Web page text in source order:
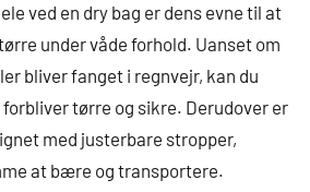
ved en dry bag er dens evne til at
under våde forhold. Uanset om
bliver fanget i regnvejr, kan du
tørre og sikre. Derudover er
med justerbare stropper,
at bære og transportere.